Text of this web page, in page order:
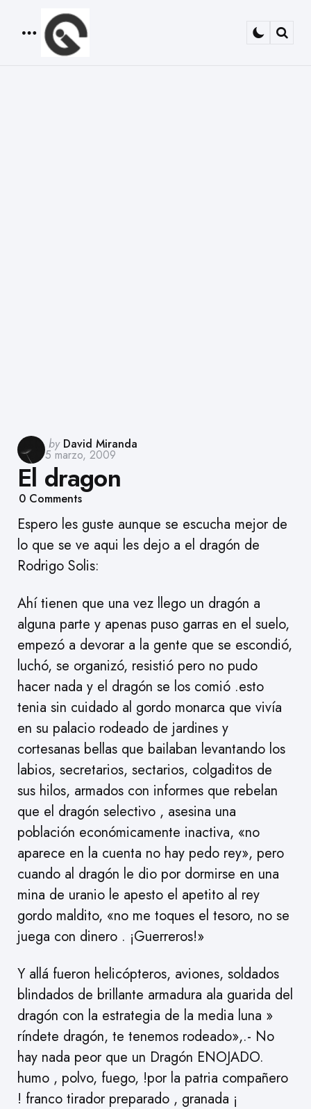
Menu
Posted
by
by David Miranda
5 marzo, 2009
El dragon
0 Comments
Espero les guste aunque se escucha mejor de
lo que se ve aqui les dejo a el dragón de
Rodrigo Solis:
Ahí tienen que una vez llego un dragón a
alguna parte y apenas puso garras en el suelo,
empezó a devorar a la gente que se escondió,
luchó, se organizó, resistió pero no pudo
hacer nada y el dragón se los comió .esto
tenia sin cuidado al gordo monarca que vivía
en su palacio rodeado de jardines y
cortesanas bellas que bailaban levantando los
labios, secretarios, sectarios, colgaditos de
sus hilos, armados con informes que rebelan
que el dragón selectivo , asesina una
población económicamente inactiva, «no
aparece en la cuenta no hay pedo rey», pero
cuando al dragón le dio por dormirse en una
mina de uranio le apesto el apetito al rey
gordo maldito, «no me toques el tesoro, no se
juega con dinero . ¡Guerreros!»
Y allá fueron helicópteros, aviones, soldados
blindados de brillante armadura ala guarida del
dragón con la estrategia de la media luna »
ríndete dragón, te tenemos rodeado»,.- No
hay nada peor que un Dragón ENOJADO.
humo , polvo, fuego, !por la patria compañero
! franco tirador preparado , granada ¡